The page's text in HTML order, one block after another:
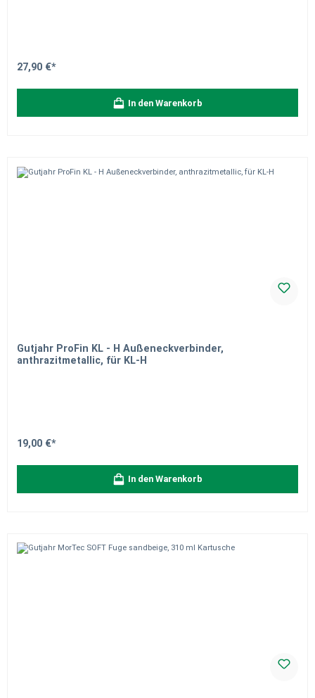
27,90 €*
In den Warenkorb
Gutjahr ProFin KL - H Außeneckverbinder,
anthrazitmetallic, für KL-H
19,00 €*
In den Warenkorb